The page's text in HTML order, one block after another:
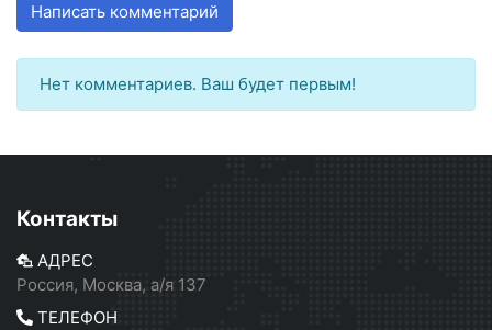
Написать комментарий
Нет комментариев. Ваш будет первым!
Контакты
АДРЕС
Россия, Москва, а/я 137
ТЕЛЕФОН